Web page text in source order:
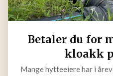
Betaler du for
kloakk
Mange hytteeiere har i